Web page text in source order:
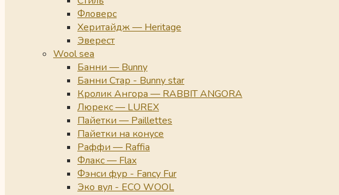
Фловерс
Херитайдж — Heritage
Эверест
Wool sea
Банни — Bunny
Банни Стар - Bunny star
Кролик Ангора — RABBIT ANGORA
Люрекс — LUREX
Пайетки — Paillettes
Пайетки на конусе
Раффи — Raffia
Флакс — Flax
Фэнси фур - Fancy Fur
Эко вул - ECO WOOL